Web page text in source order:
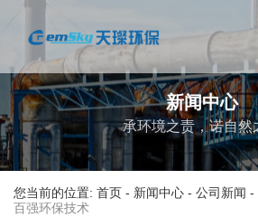
新闻中心
承环境之责，诺自然
您当前的位置: 首页 - 新闻中心 - 公司新闻 -
百强环保技术